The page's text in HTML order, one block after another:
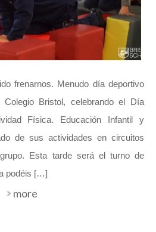
frenarnos. Menudo día deportivo
Bristol, celebrando el Día
Física. Educación Infantil y
de sus actividades en circuitos
Esta tarde será el turno de
podéis […]
more